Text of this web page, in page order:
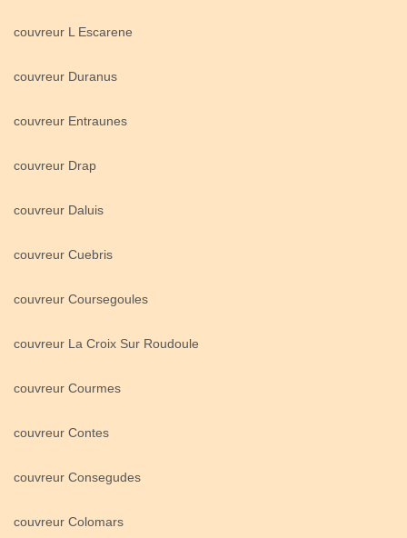
couvreur L Escarene
couvreur Duranus
couvreur Entraunes
couvreur Drap
couvreur Daluis
couvreur Cuebris
couvreur Coursegoules
couvreur La Croix Sur Roudoule
couvreur Courmes
couvreur Contes
couvreur Consegudes
couvreur Colomars